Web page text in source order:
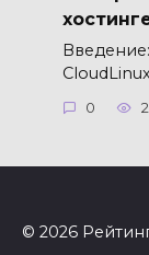
0
© 2026